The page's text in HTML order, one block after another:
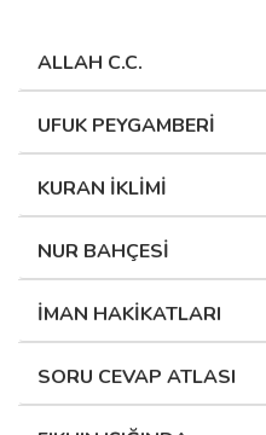
ALLAH C.C.
UFUK PEYGAMBERİ
KURAN İKLİMİ
NUR BAHÇESİ
İMAN HAKİKATLARI
SORU CEVAP ATLASI